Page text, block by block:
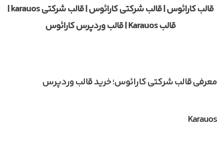
قالب کارائوس | قالب شرکتی کارائوس | قالب شرکتی karauos |
قالب Karauos | قالب وردپرس کارائوس
معرفی قالب شرکتی کارائوس؛ خرید قالب وردپرس
Karauos